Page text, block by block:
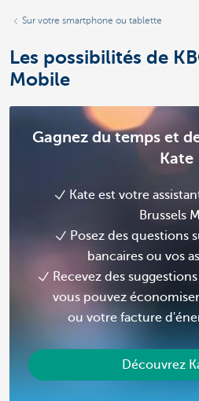
Sur votre smartphone ou tablette
Les possibilités de
Mobile
Gagnez du temps et
Kate
Kate est votre
Brussels
Posez des questions
bancaires ou vos
Recevez des
vous pouvez
ou votre facture
Découvrez